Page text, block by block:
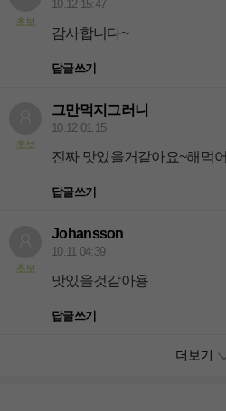
초보
10.12 15:47
감사합니다~
답글쓰기
초보
그만먹지그러니
10.12 01:15
진짜 맛있을거같아요~해먹
답글쓰기
초보
Johansson
10.11 04:39
맛있을것같아용
답글쓰기
더보기